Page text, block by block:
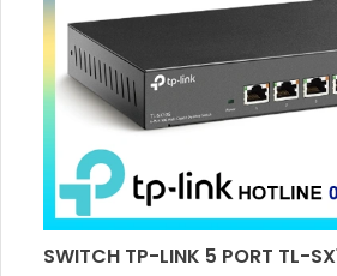
SWITCH TP-LINK 5 PORT TL-